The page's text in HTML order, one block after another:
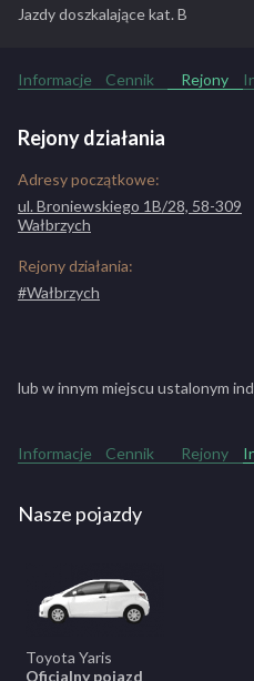
Jazdy doszkalające kat. B
Informacje Cennik Rejony
Rejony działania
Adresy początkowe:
ul. Broniewskiego 1B/28, 58-309
Wałbrzych
Rejony działania:
#Wałbrzych
lub w innym miejscu ustalonym
Informacje Cennik Rejony
Nasze pojazdy
Toyota Yaris
Oficjalny pojazd